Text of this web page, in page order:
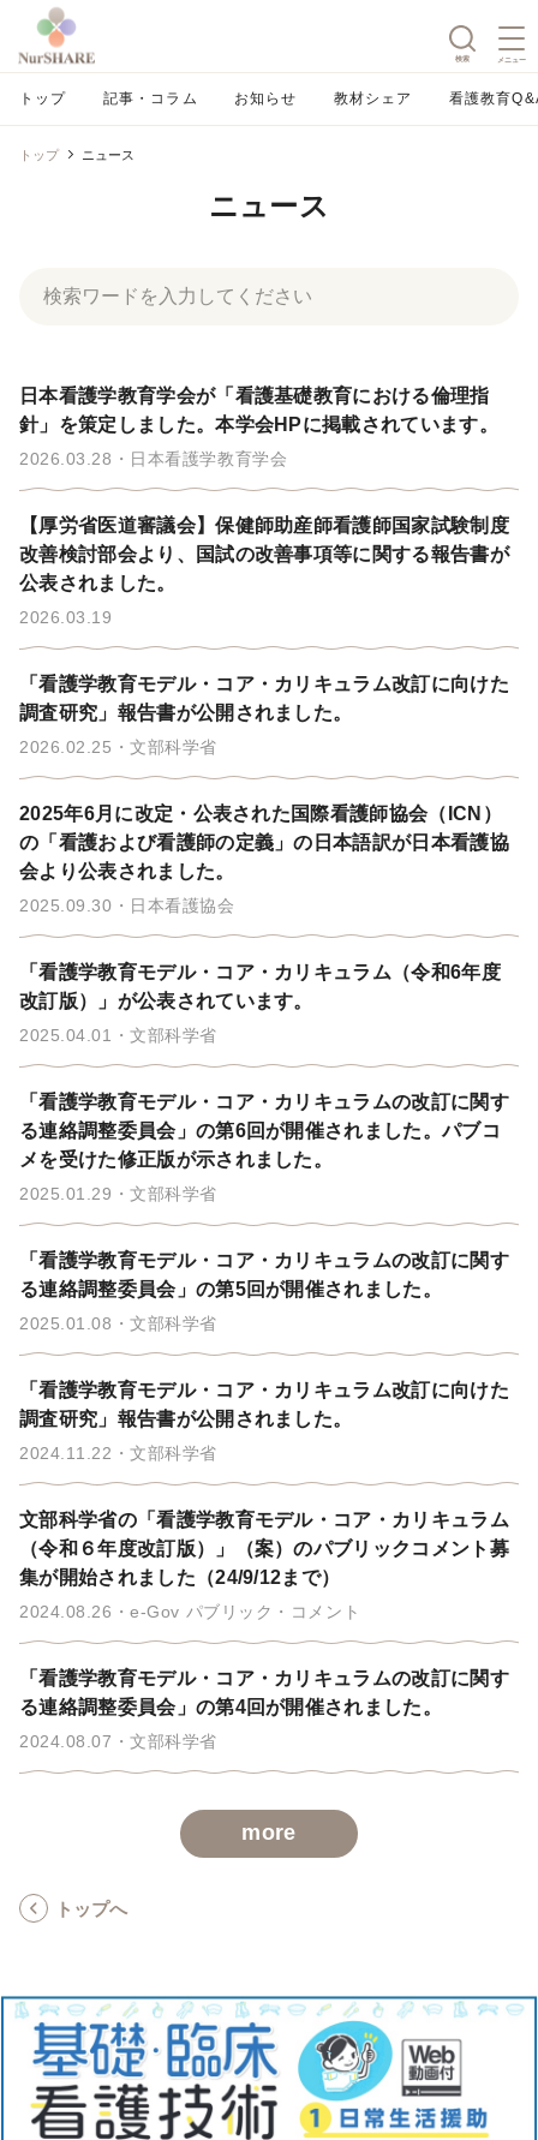
検索 メニュー
トップ 記事・コラム お知らせ 教材シェア 看護教育
トップ ニュース
ニュース
日本看護学教育学会が「看護基礎教育における倫理指
針」を策定しました。本学会HPに掲載されています。
2026.03.28 日本看護学教育学会
【厚労省医道審議会】保健師助産師看護師国家試験制度
改善検討部会より、国試の改善事項等に関する報告書が
公表されました。
2026.03.19
「看護学教育モデル・コア・カリキュラム改訂に向けた
調査研究」報告書が公開されました。
2026.02.25 文部科学省
2025年6月に改定・公表された国際看護師協会（ICN）
の「看護および看護師の定義」の日本語訳が日本看護協
会より公表されました。
2025.09.30 日本看護協会
「看護学教育モデル・コア・カリキュラム（令和6年度
改訂版）」が公表されています。
2025.04.01 文部科学省
「看護学教育モデル・コア・カリキュラムの改訂に関す
る連絡調整委員会」の第6回が開催されました。パブコ
メを受けた修正版が示されました。
2025.01.29 文部科学省
「看護学教育モデル・コア・カリキュラムの改訂に関す
る連絡調整委員会」の第5回が開催されました。
2025.01.08 文部科学省
「看護学教育モデル・コア・カリキュラム改訂に向けた
調査研究」報告書が公開されました。
2024.11.22 文部科学省
文部科学省の「看護学教育モデル・コア・カリキュラム
（令和６年度改訂版）」（案）のパブリックコメント募
集が開始されました（24/9/12まで）
2024.08.26 e-Gov パブリック・コメント
「看護学教育モデル・コア・カリキュラムの改訂に関す
る連絡調整委員会」の第4回が開催されました。
2024.08.07 文部科学省
more
トップへ